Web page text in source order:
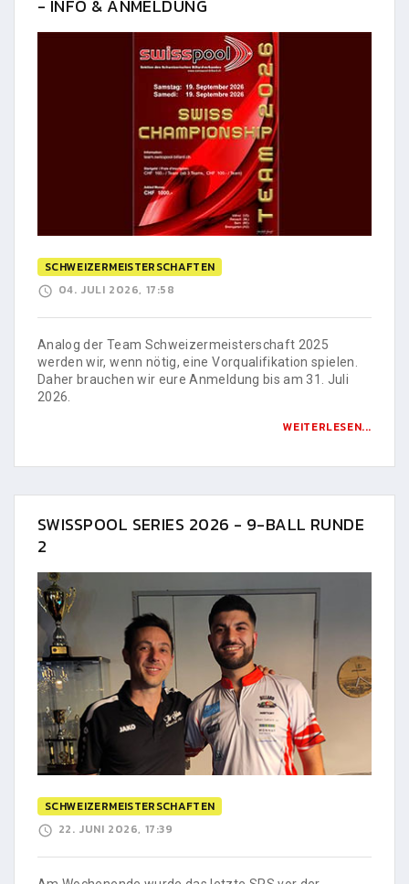
- INFO & ANMELDUNG
SCHWEIZERMEISTERSCHAFTEN
04. JULI 2026, 17:58
Analog der Team Schweizermeisterschaft 2025
werden wir, wenn nötig, eine Vorqualifikation spielen.
Daher brauchen wir eure Anmeldung bis am 31. Juli
2026.
WEITERLESEN...
SWISSPOOL SERIES 2026 - 9-BALL RUNDE
2
SCHWEIZERMEISTERSCHAFTEN
22. JUNI 2026, 17:39